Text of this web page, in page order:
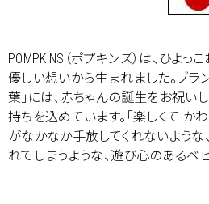
POMPKINS（ポプキンズ）は、ひよ
優しい想いから生まれました。ブラ
葉」には、赤ちゃんの誕生をお祝い
持ちを込めています。「楽しくて か
がなかなか手放してくれないよう
れてしまうような、遊び心のあるベ